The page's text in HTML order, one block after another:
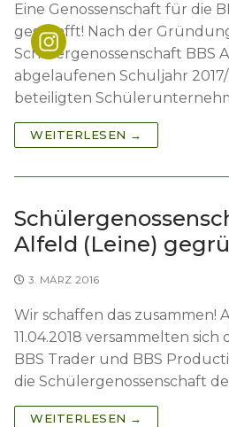
Kooperationen
Job-Matching
Eine Genossenschaft für die
geschafft! Nach der
Schülergenossenschaft BBS
abgelaufenen Schuljahr
beteiligten
WEITERLESEN →
Alfeld (Leine)
3. MÄRZ 2016
Wir schaffen das zusammen!
11.04.2018 versammelten
BBS Trader und BBS
die Schülergenossenschaft
WEITERLESEN →